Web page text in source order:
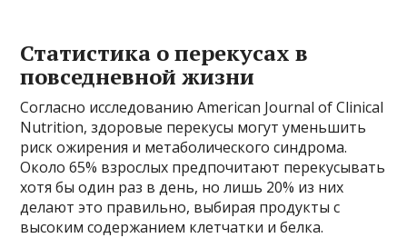
Статистика о перекусах в
повседневной жизни
Согласно исследованию American Journal of Clinical
Nutrition, здоровые перекусы могут уменьшить
риск ожирения и метаболического синдрома.
Около 65% взрослых предпочитают перекусывать
хотя бы один раз в день, но лишь 20% из них
делают это правильно, выбирая продукты с
высоким содержанием клетчатки и белка.